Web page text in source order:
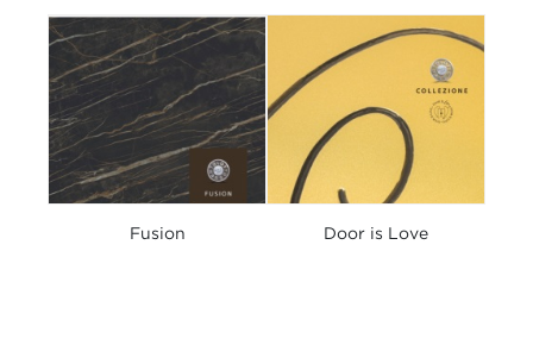
Fusion Door is Love